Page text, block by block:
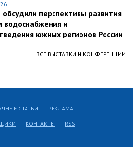
обсудили перспективы развития
водоснабжения и
южных регионов России
ВСЕ ВЫСТАВКИ И КОНФЕРЕНЦИИ
СТАТЬИ РЕКЛАМА
КОНТАКТЫ RSS